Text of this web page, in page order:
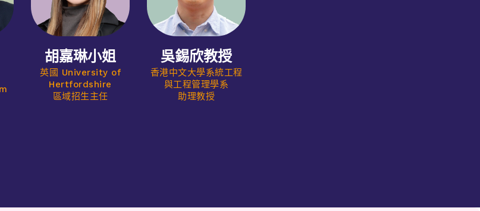
胡嘉琳小姐
英國 University of
Hertfordshire
區域招生主任
吳錫欣教授
香港中文大學系統工程
與工程管理學系
助理教授